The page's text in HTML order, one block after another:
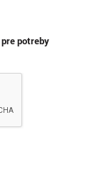
pre potreby